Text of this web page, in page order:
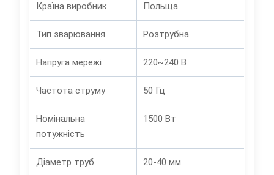
Країна виробник Польща
Тип зварювання Розтрубна
Напруга мережі 220~240 В
Частота струму 50 Гц
Номінальна
потужність
1500 Вт
Діаметр труб 20-40 мм